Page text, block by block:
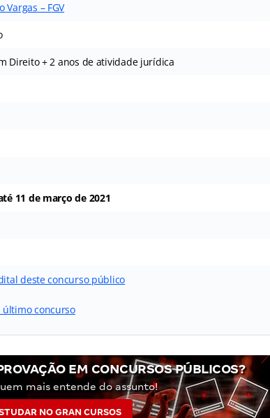
Vargas – FGV
Direito + 2 anos de atividade jurídica
11 de março de 2021
deste concurso público
último concurso
EM CONCURSOS PÚBLICOS?
mais entende do assunto!
NO GRAN CURSOS